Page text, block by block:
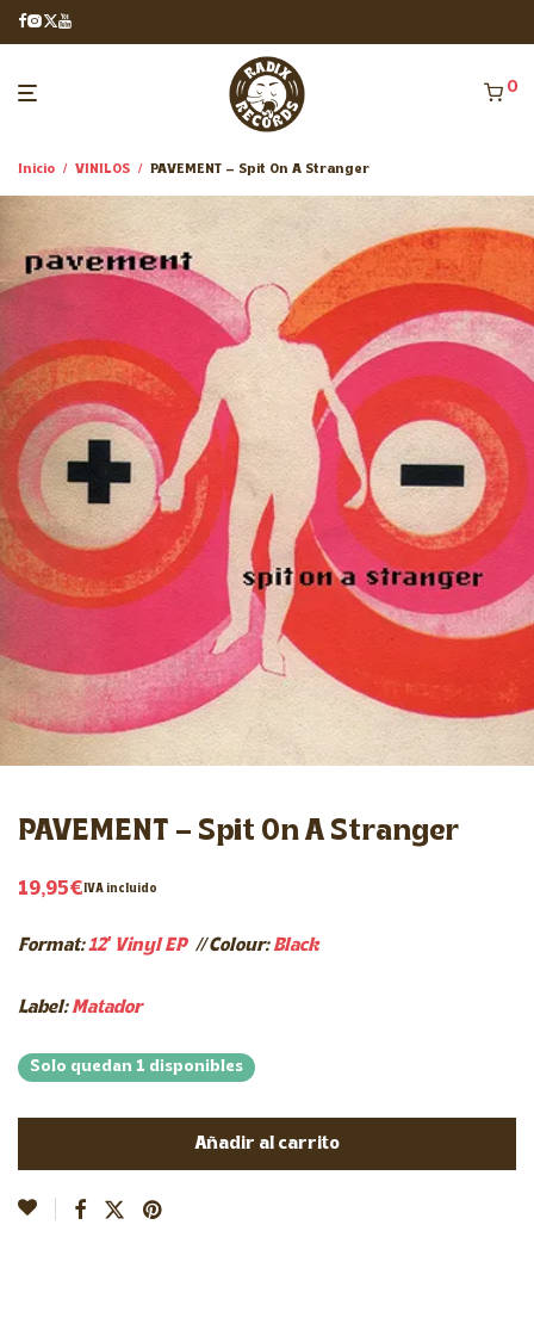
0
Inicio / VINILOS / PAVEMENT – Spit On A Stranger
PAVEMENT – Spit On A Stranger
19,95€IVA incluido
Format:12′ Vinyl EP //Colour:Black
Label:Matador
Solo quedan 1 disponibles
Añadir al carrito